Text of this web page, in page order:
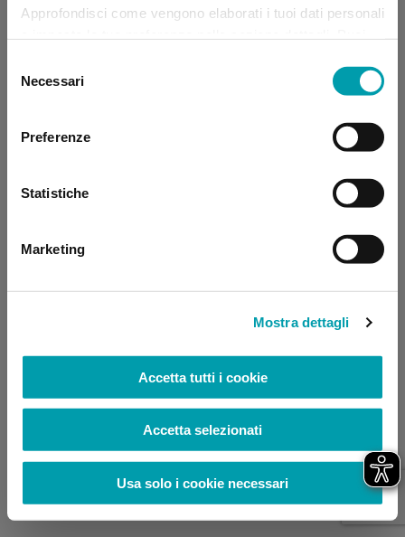
Approfondisci come vengono elaborati i tuoi dati personali
momento dalla Dichiarazione sui “
delNecessari
Preferenze
Statistiche
Marketing
Mostra dettagli
Accetta tutti i cookie
Accetta selezionati
Usa solo i cookie necessari
Application error: a client-side exception has occurred (see the
browser console for more information)